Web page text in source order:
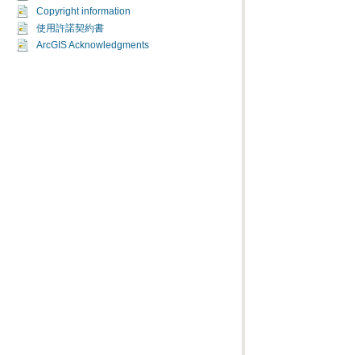
Copyright information
使用許諾契約書
ArcGIS Acknowledgments